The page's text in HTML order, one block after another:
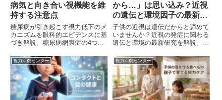
病気と向き合い視機能を維
持する注意点
糖尿病が引き起こす視力低下のメ
カニズムを眼科的エビデンスに基
づき解説。糖尿病網膜症の4つの
危険性、HbA1c 7.0%未満維持の
重要性を詳しく紹介。網膜を守る
7つの栄養素や日常のセルフチェ
ック法、専門施設での体験セッシ
ョンもご案内。
から…」は思い込み？近視
の遺伝と環境因子の最新研
究の視点
子供の近視は遺伝だからと諦めて
いませんか？近視の発症に関わる
遺伝と環境の最新研究を解説。東
家庭で取り組める環境改善、ピン
ト調節機能を整えるトレーニング
の選択肢について紹介します。
視力回復センター 視力回復センター